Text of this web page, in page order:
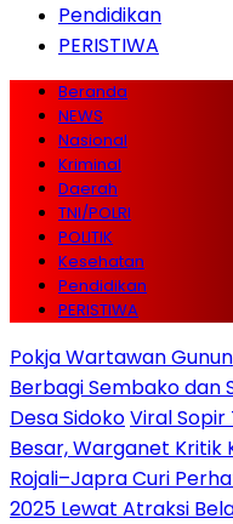
Pendidikan
PERISTIWA
Beranda
NEWS
Nasional
Kriminal
Daerah
TNI/POLRI
POLITIK
Kesehatan
Pendidikan
PERISTIWA
Pokja Wartawan
Berbagi Sembako dan
Desa SidokoViral Sopir
Besar, Warganet Kritik
Rojali–Japra Curi
2025 Lewat Atraksi